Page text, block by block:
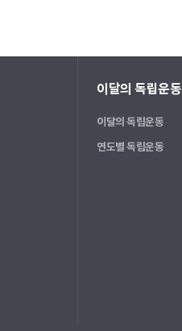
이달의 독립운동
이달의 독립운동
연도별 독립운동